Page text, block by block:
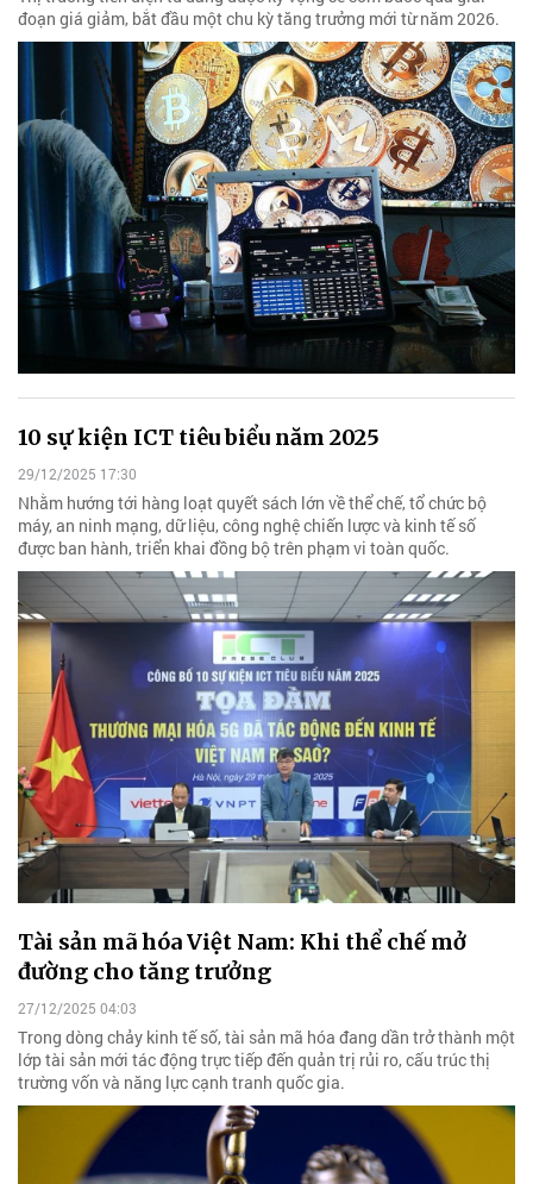
đoạn giá giảm, bắt đầu một chu kỳ tăng trưởng mới từ năm 2026.
10 sự kiện ICT tiêu biểu năm 2025
29/12/2025 17:30
Nhằm hướng tới hàng loạt quyết sách lớn về thể chế, tổ chức bộ
máy, an ninh mạng, dữ liệu, công nghệ chiến lược và kinh tế số
được ban hành, triển khai đồng bộ trên phạm vi toàn quốc.
Tài sản mã hóa Việt Nam: Khi thể chế mở
đường cho tăng trưởng
27/12/2025 04:03
Trong dòng chảy kinh tế số, tài sản mã hóa đang dần trở thành một
lớp tài sản mới tác động trực tiếp đến quản trị rủi ro, cấu trúc thị
trường vốn và năng lực cạnh tranh quốc gia.